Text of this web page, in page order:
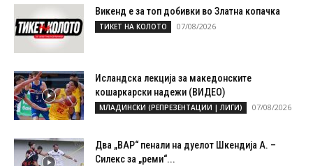
Викенд е за топ добивки во Златна копачка
ТИКЕТ НА КОЛОТО 07/08/2026
Исландска лекција за македонските
кошаркарски надежи (ВИДЕО)
МЛАДИНСКИ (РЕПРЕЗЕНТАЦИИ | ЛИГИ) 07/08/2026
Два „ВАР“ пенали на дуелот Шкендија А. –
Силекс за „реми“...